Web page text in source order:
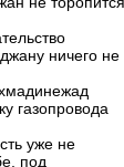
ничего не
газопровода
уже не
под